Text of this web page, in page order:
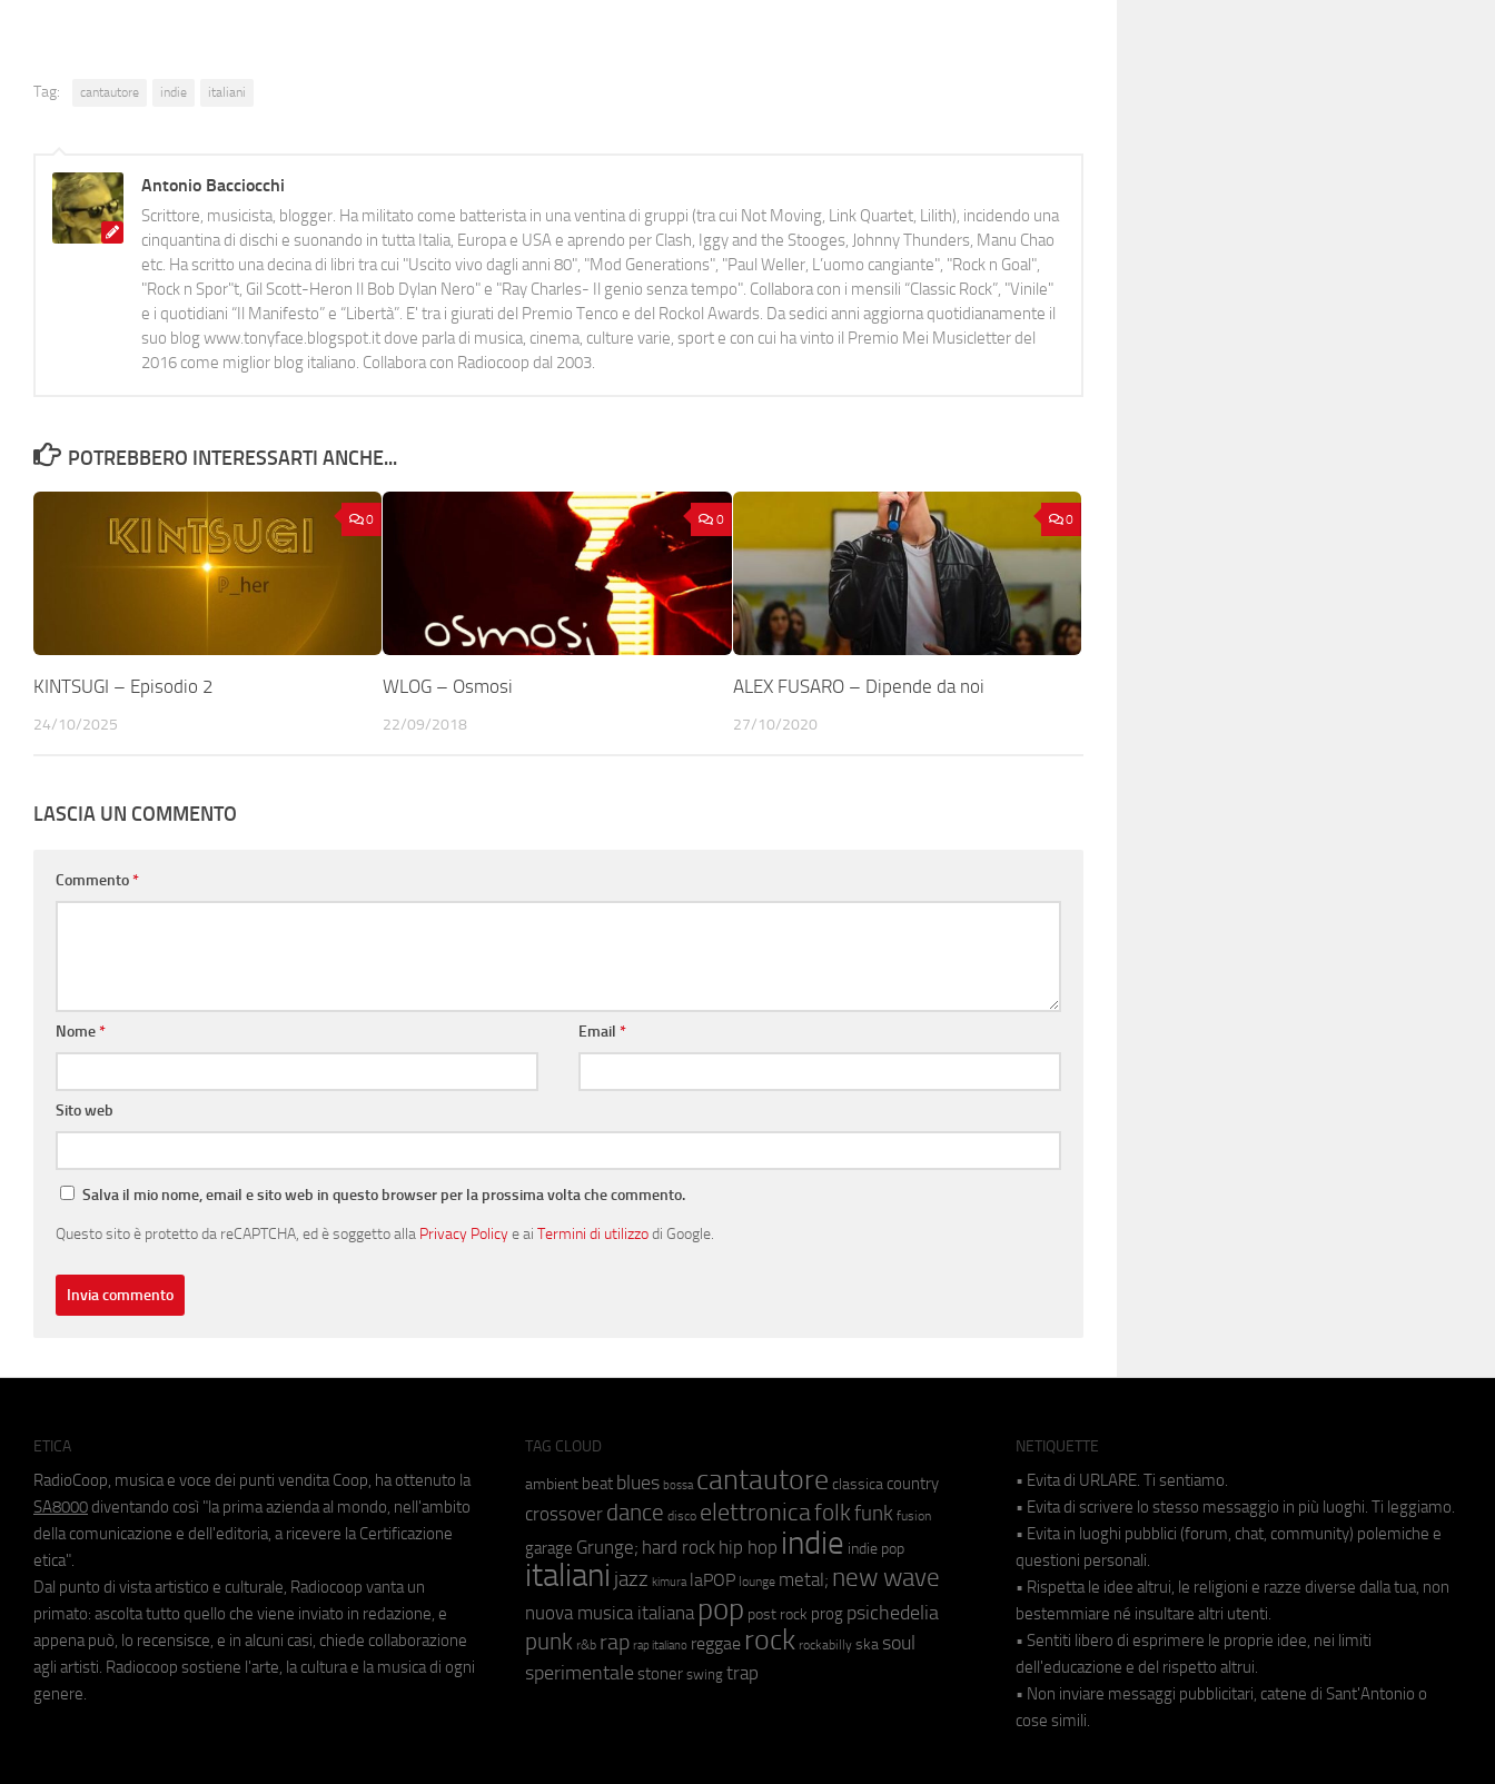
Tag: cantautore indie italiani
Antonio Bacciocchi
Scrittore, musicista, blogger. Ha militato come batterista in una ventina di gruppi (tra cui Not Moving, Link Quartet, Lilith), incidendo una
cinquantina di dischi e suonando in tutta Italia, Europa e USA e aprendo per Clash, Iggy and the Stooges, Johnny Thunders, Manu Chao
etc. Ha scritto una decina di libri tra cui "Uscito vivo dagli anni 80", "Mod Generations", "Paul Weller, L’uomo cangiante", "Rock n Goal",
"Rock n Spor"t, Gil Scott-Heron Il Bob Dylan Nero" e "Ray Charles- Il genio senza tempo". Collabora con i mensili “Classic Rock”, "Vinile"
e i quotidiani “Il Manifesto” e “Libertà”. E' tra i giurati del Premio Tenco e del Rockol Awards. Da sedici anni aggiorna quotidianamente il
suo blog www.tonyface.blogspot.it dove parla di musica, cinema, culture varie, sport e con cui ha vinto il Premio Mei Musicletter del
2016 come miglior blog italiano. Collabora con Radiocoop dal 2003.
POTREBBERO INTERESSARTI ANCHE...
0
KINTSUGI – Episodio 2
24/10/2025
0
WLOG – Osmosi
22/09/2018
0
ALEX FUSARO – Dipende da noi
27/10/2020
LASCIA UN COMMENTO
Commento*
Nome* Email*
Sito web
Salva il mio nome, email e sito web in questo browser per la prossima volta che commento.
Questo sito è protetto da reCAPTCHA, ed è soggetto alla Privacy Policye ai Termini di utilizzodi Google.
ETICA
RadioCoop, musica e voce dei punti vendita Coop, ha ottenuto la
SA8000 diventando così "la prima azienda al mondo, nell'ambito
della comunicazione e dell'editoria, a ricevere la Certificazione
etica".
Dal punto di vista artistico e culturale, Radiocoop vanta un
primato: ascolta tutto quello che viene inviato in redazione, e
appena può, lo recensisce, e in alcuni casi, chiede collaborazione
agli artisti. Radiocoop sostiene l'arte, la cultura e la musica di ogni
genere.
TAG CLOUD
ambient beat blues bossa cantautore classica country
crossover dance disco elettronicafolkfunk fusion
garage Grunge; hard rock hip hop indie indie pop
italiani jazz kimura laPOP lounge metal; new wave
nuova musica italiana pop post rock prog psichedelia
punk r&b rap rap italiano reggae rock rockabilly ska soul
sperimentale stoner swing trap
NETIQUETTE
• Evita di URLARE. Ti sentiamo.
• Evita di scrivere lo stesso messaggio in più luoghi. Ti leggiamo.
• Evita in luoghi pubblici (forum, chat, community) polemiche e
questioni personali.
• Rispetta le idee altrui, le religioni e razze diverse dalla tua, non
bestemmiare né insultare altri utenti.
• Sentiti libero di esprimere le proprie idee, nei limiti
dell'educazione e del rispetto altrui.
• Non inviare messaggi pubblicitari, catene di Sant'Antonio o
cose simili.